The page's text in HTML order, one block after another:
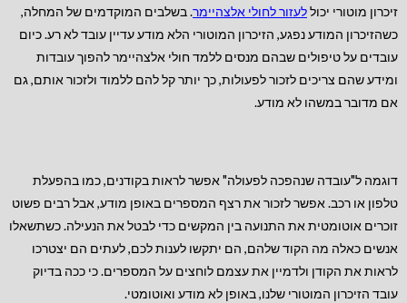
זיכרון מוטורי יכוללעזור לחולי אלצהיימר.בשלבים המוקדמים של המחלה,
כשהזיכרון המודע נפגע, הזיכרון המוטורי הלא מודע עדיין עובד לא רע. כיום
עובדים על טיפולים שבהם מנסים ללמד חולי אלצהיימר להפוך עובדות
ומידע שהם צריכים לזכור לפעולות, כך יותר קל להם ללמוד ולזכור אותם, גם
אם מדובר במשהו לא מודע.
דוגמה ל"עובדה שנהפכה לפעולה" אפשר לראות בקודנים, כמו בהפעלת
טלפון או רכב. אפשר לזכור את רצף המספרים באופן מודע, אבל רבים פשוט
זוכרים אוטומטית את התנועה בין המקשים כדי לבטל את הנעילה. כשתשאלו
אנשים כאלה מה הקוד שלהם, הם יתקשו לענות לכם, לעתים הם יצטרכו
לראות את הקודן ולדמיין את עצמם לוחצים על המספרים. כי ככה בדיוק
עובד הזיכרון המוטורי שלנו, באופן לא מודע ואוטומטי.